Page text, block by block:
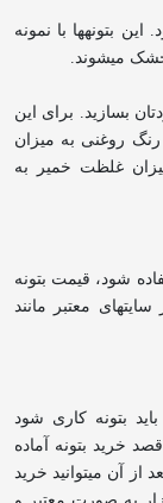
این بتونه‏ها با نمونه
خشک میشوند.
بسازید. برای این
رنگ روغنی به میزان
غلظت خمیر به
شود، قیمت بتونه
معتبر مانند
بتونه کاری شود
خرید بتونه آماده
از آن می‏توانید خرید